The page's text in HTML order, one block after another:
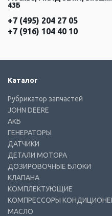
43Б
+7 (495) 204 27 05
+7 (916) 104 40 10
Каталог
Рубрикатор запчастей
JOHN DEERE
АКБ
ГЕНЕРАТОРЫ
ДАТЧИКИ
ДЕТАЛИ МОТОРА
ДОЗИРОВОЧНЫЕ БЛОКИ
КЛАПАНА
КОМПЛЕКТУЮЩИЕ
КОМПРЕССОРЫ
МАСЛО